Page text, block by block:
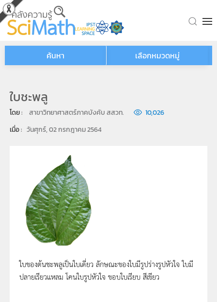
Skip to main content
ค้นหา เลือกหมวดหมู่
ใบชะพลู
โดย : สาขาวิทยาศาสตร์ภาคบังคับ สสวท.
10,026
เมื่อ : วันศุกร์, 02 กรกฎาคม 2564
ใบของต้นชะพลูเป็นใบเดี่ยว ลักษณะของใบมีรูปร่างรูปหัวใจ ใบมี
ปลายเรียวแหลม โคนใบรูปหัวใจ ขอบใบเรียบ สีเขียว